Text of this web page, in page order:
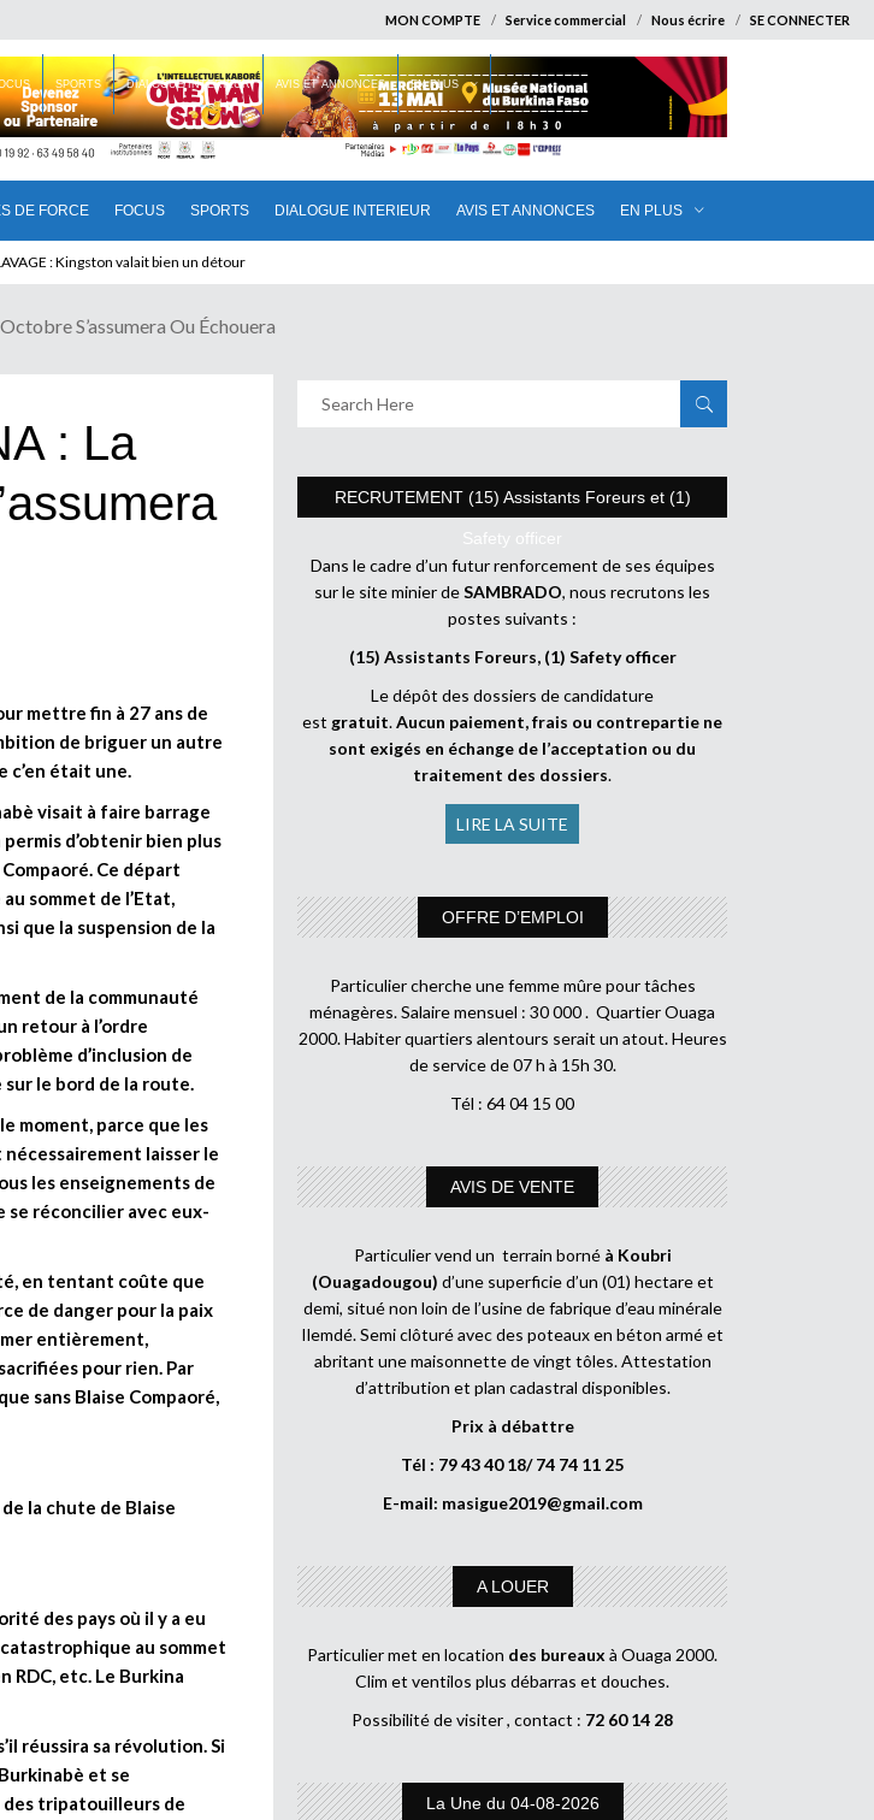
MON COMPTE Service commercial Nous écrire SE CONNECTER
DE FORCE FOCUS SPORTS DIALOGUE INTERIEUR AVIS ET ANNONCES EN PLUS
SPORTS DIALOGUE INTERIEUR AVIS ET ANNONCES EN PLUS
quitte le pouvoir sans partir !
S’assumera Ou Échouera
: La
mettre fin à 27 ans de
de briguer un autre
c’en était une.
visait à faire barrage
d’obtenir bien plus
Ce départ
sommet de l’Etat,
que la suspension de la
de la communauté
retour à l’ordre
d’inclusion de
sur le bord de la route.
moment, parce que les
laisser le
les enseignements de
se réconcilier avec eux-
en tentant coûte que
de danger pour la paix
entièrement,
pour rien. Par
sans Blaise Compaoré,
la chute de Blaise
des pays où il y a eu
au sommet
RDC, etc. Le Burkina
réussira sa révolution. Si
et se
des tripatouilleurs de
RECRUTEMENT (15) Assistants Foreurs et (1)
Safety officer
Dans le cadre d’un futur renforcement de ses équipes
sur le site minier deSAMBRADO, nous recrutons les
postes suivants :
(15) Assistants Foreurs, (1) Safety officer
Le dépôt des dossiers de candidature
est gratuit.Aucun paiement, frais ou contrepartie ne
sont exigés en échange de l’acceptation ou du
traitement des dossiers.
LIRE LA SUITE
OFFRE D’EMPLOI
Particulier cherche une femme mûre pour tâches
ménagères. Salaire mensuel : 30 000 . Quartier Ouaga
2000. Habiter quartiers alentours serait un atout. Heures
de service de 07 h à 15h 30.
Tél : 64 04 15 00
AVIS DE VENTE
Particulier vend un terrain borné à Koubri
(Ouagadougou) d’une superficie d’un (01) hectare et
demi, situé non loin de l’usine de fabrique d’eau minérale
Ilemdé. Semi clôturé avec des poteaux en béton armé et
abritant une maisonnette de vingt tôles. Attestation
d’attribution et plan cadastral disponibles.
Prix à débattre
Tél : 79 43 40 18/ 74 74 11 25
E-mail: masigue2019@gmail.com
A LOUER
Particulier met en location des bureaux à Ouaga 2000.
Clim et ventilos plus débarras et douches.
Possibilité de visiter , contact : 72 60 14 28
La Une du 04-08-2026